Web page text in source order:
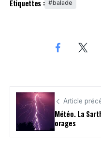
Étiquettes : balade
Article
Météo. La
orages